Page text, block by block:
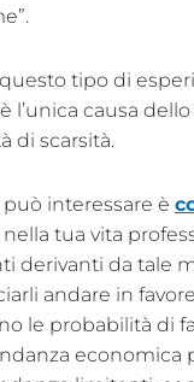
tipo di
l’unica causa
di scarsità.
interessare è
nella tua vita
derivanti da tale
andare in
le probabilità di
economica